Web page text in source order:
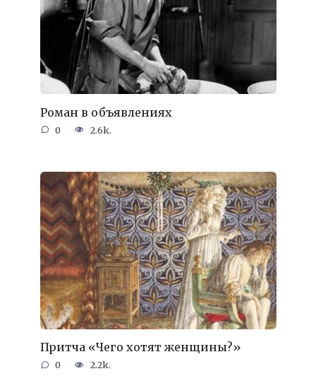
Роман в объявлениях
0 2.6k.
Притча «Чего хотят женщины?»
0 2.2k.